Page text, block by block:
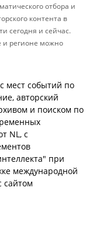
отбора и
контента в
сегодня и сейчас.
и регионе можно
мест событий по
авторский
и поиском по
NL, с
при
международной
сайтом